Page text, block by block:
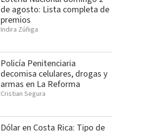
de agosto: Lista completa de
premios
Indira Zúñiga
Policía Penitenciaria
decomisa celulares, drogas y
armas en La Reforma
Cristian Segura
Dólar en Costa Rica: Tipo de